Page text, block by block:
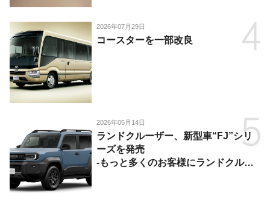
2026年07月29日
コースターを一部改良
2026年05月14日
ランドクルーザー、新型車“FJ”シリ
ーズを発売
-もっと多くのお客様にランドクルー